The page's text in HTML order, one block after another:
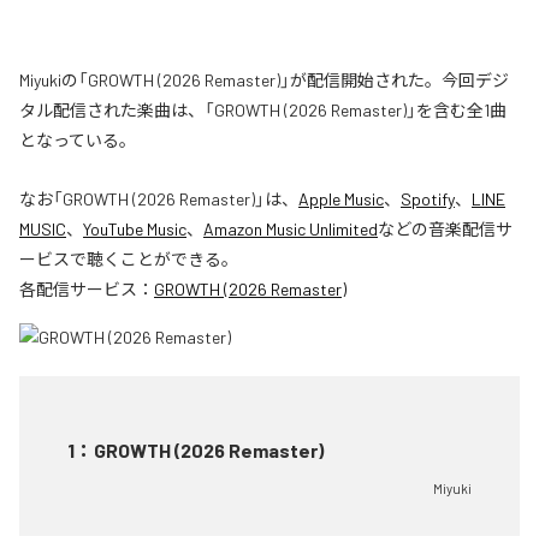
Miyukiの「GROWTH (2026 Remaster)」が配信開始された。今回デジ
タル配信された楽曲は、「GROWTH (2026 Remaster)」を含む全1曲
となっている。
なお「GROWTH (2026 Remaster)」は、 Apple Music、 Spotify、 LINE
MUSIC、 YouTube Music、 Amazon Music Unlimitedなどの音楽配信サ
ービスで聴くことができる。
各配信サービス： GROWTH (2026 Remaster)
1 ： GROWTH (2026 Remaster)
Miyuki